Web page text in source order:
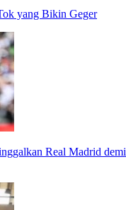
yang Bikin Geger
Real Madrid demi